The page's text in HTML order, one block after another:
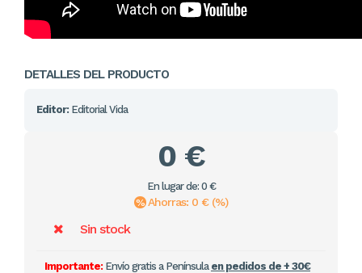
DETALLES DEL PRODUCTO
Editor: Editorial Vida
0 €
En lugar de: 0 €
Ahorras: 0 € (%)
Sin stock
Importante:Envío gratis a Península en pedidos de + 30€